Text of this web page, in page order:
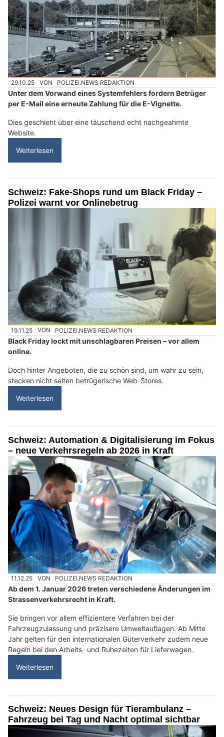
29.10.25 VON POLIZEI.NEWS REDAKTION
Unter dem Vorwand eines Systemfehlers fordern Betrüger
per E-Mail eine erneute Zahlung für die E-Vignette.
Dies geschieht über eine täuschend echt nachgeahmte
Website.
Weiterlesen
Schweiz: Fake-Shops rund um Black Friday –
Polizei warnt vor Onlinebetrug
19.11.25 VON POLIZEI.NEWS REDAKTION
Black Friday lockt mit unschlagbaren Preisen – vor allem
online.
Doch hinter Angeboten, die zu schön sind, um wahr zu sein,
stecken nicht selten betrügerische Web-Stores.
Weiterlesen
Schweiz: Automation & Digitalisierung im Fokus
– neue Verkehrsregeln ab 2026 in Kraft
11.12.25 VON POLIZEI.NEWS REDAKTION
Ab dem 1. Januar 2026 treten verschiedene Änderungen im
Strassenverkehrsrecht in Kraft.
Sie bringen vor allem effizientere Verfahren bei der
Fahrzeugzulassung und präzisere Umweltauflagen. Ab Mitte
Jahr gelten für den internationalen Güterverkehr zudem neue
Regeln bei den Arbeits- und Ruhezeiten für Lieferwagen.
Weiterlesen
Schweiz: Neues Design für Tierambulanz –
Fahrzeug bei Tag und Nacht optimal sichtbar